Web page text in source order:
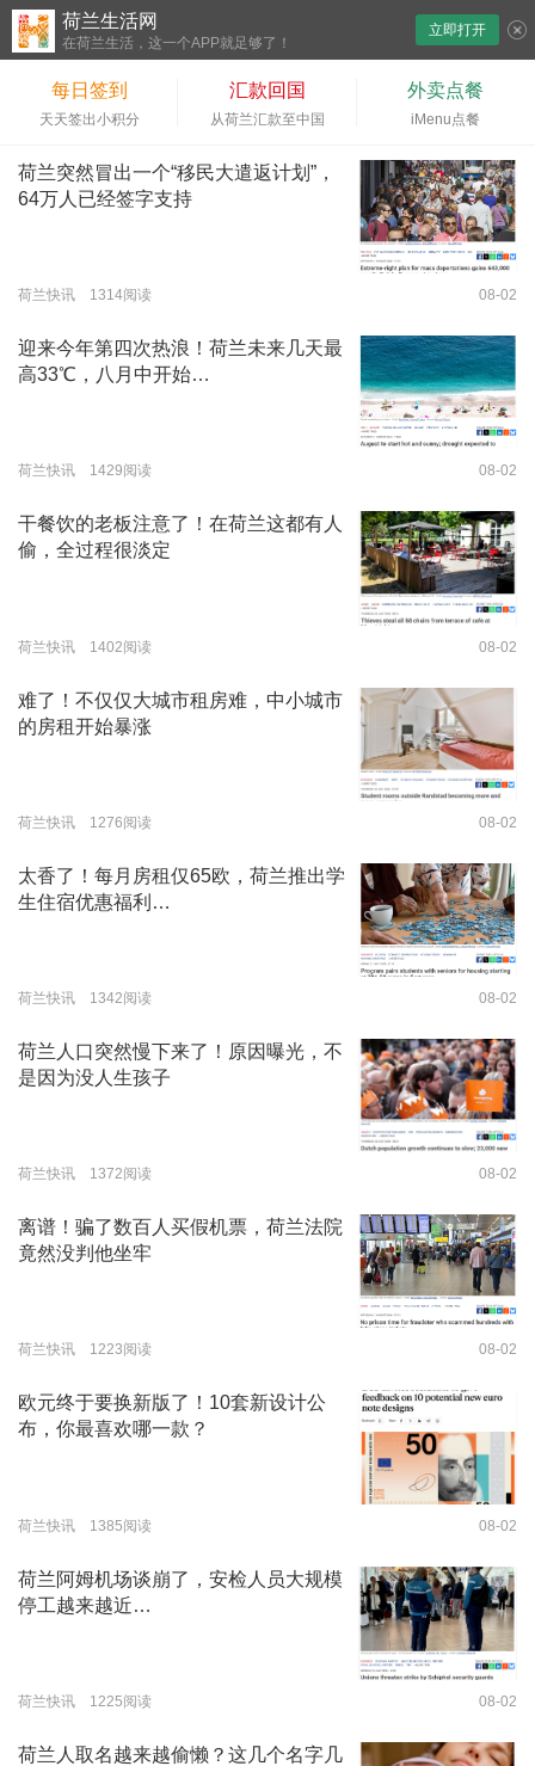
荷兰生活网
在荷兰生活，这一个APP就足够了！
立即打开
每日签到
天天签出小积分
汇款回国
从荷兰汇款至中国
外卖点餐
iMenu点餐
荷兰突然冒出一个“移民大遣返计划”，
64万人已经签字支持
荷兰快讯 1314阅读 08-02
迎来今年第四次热浪！荷兰未来几天最
高33℃，八月中开始…
荷兰快讯 1429阅读 08-02
干餐饮的老板注意了！在荷兰这都有人
偷，全过程很淡定
荷兰快讯 1402阅读 08-02
难了！不仅仅大城市租房难，中小城市
的房租开始暴涨
荷兰快讯 1276阅读 08-02
太香了！每月房租仅65欧，荷兰推出学
生住宿优惠福利…
荷兰快讯 1342阅读 08-02
荷兰人口突然慢下来了！原因曝光，不
是因为没人生孩子
荷兰快讯 1372阅读 08-02
离谱！骗了数百人买假机票，荷兰法院
竟然没判他坐牢
荷兰快讯 1223阅读 08-02
欧元终于要换新版了！10套新设计公
布，你最喜欢哪一款？
荷兰快讯 1385阅读 08-02
荷兰阿姆机场谈崩了，安检人员大规模
停工越来越近…
荷兰快讯 1225阅读 08-02
荷兰人取名越来越偷懒？这几个名字几